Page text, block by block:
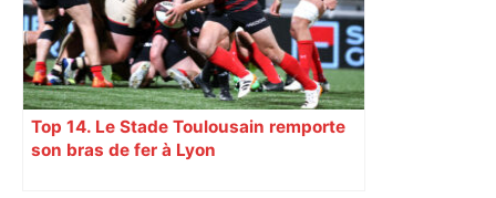
Top 14. Le Stade Toulousain remporte
son bras de fer à Lyon